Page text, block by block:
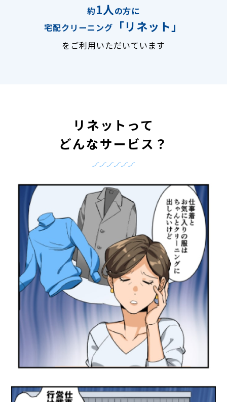
約1人の方に
宅配クリーニング
「リネット」
をご利用いただいています
リネットって
どんなサービス？